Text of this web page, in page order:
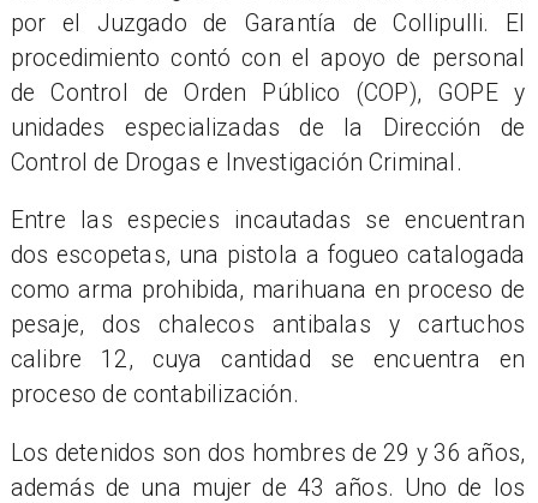
por el Juzgado de Garantía de Collipulli. El
procedimiento contó con el apoyo de personal
de Control de Orden Público (COP), GOPE y
unidades especializadas de la Dirección de
Control de Drogas e Investigación Criminal.
Entre las especies incautadas se encuentran
dos escopetas, una pistola a fogueo catalogada
como arma prohibida, marihuana en proceso de
pesaje, dos chalecos antibalas y cartuchos
calibre 12, cuya cantidad se encuentra en
proceso de contabilización.
Los detenidos son dos hombres de 29 y 36 años,
además de una mujer de 43 años. Uno de los